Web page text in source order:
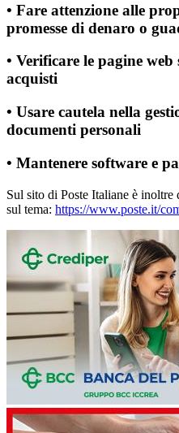
• Fare attenzione alle
promesse di denaro o
• Verificare le pagine
acquisti
• Usare cautela nella
documenti personali
• Mantenere software e
Sul sito di Poste Italiane è inoltre
sul tema: https://www.poste.it/